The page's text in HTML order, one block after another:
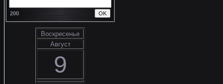
200
Воскресенье
Август
9